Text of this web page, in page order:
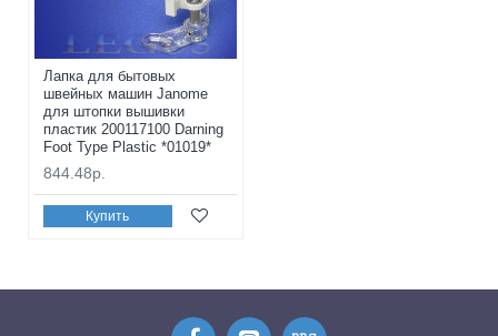
Лапка для бытовых
швейных машин Janome
для штопки вышивки
пластик 200117100 Darning
Foot Type Plastic *01019*
844.48р.
Купить